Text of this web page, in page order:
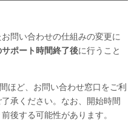
問い合わせの仕組みの変更に
ポート時間終了後に行うこと
ほど、お問い合わせ窓口をご利
承ください。なお、開始時間
後する可能性があります。